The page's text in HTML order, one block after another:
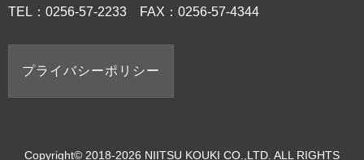
TEL：0256-57-2233 FAX：0256-57-4344
プライバシーポリシー
Copyright© 2018-2026 NIITSU KOUKI CO.,LTD. ALL RIGHTS